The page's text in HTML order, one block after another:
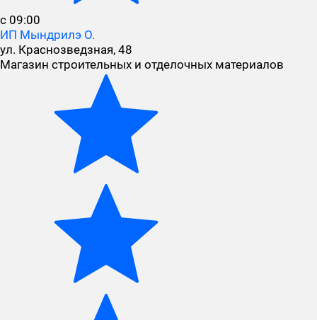
с 09:00
ИП Мындрилэ О.
ул. Краснозведзная, 48
Магазин строительных и отделочных материалов